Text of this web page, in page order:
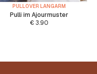
PULLOVER LANGARM
Pulli im Ajourmuster
€3.90